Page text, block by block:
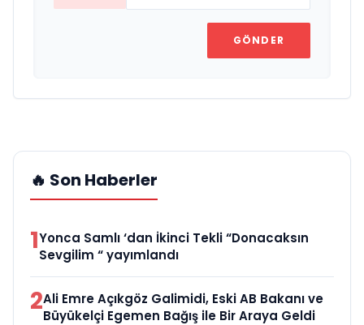
GÖNDER
🔥 Son Haberler
1Yonca Samlı ‘dan İkinci Tekli “Donacaksın
Sevgilim “ yayımlandı
2Ali Emre Açıkgöz Galimidi, Eski AB Bakanı ve
Büyükelçi Egemen Bağış ile Bir Araya Geldi